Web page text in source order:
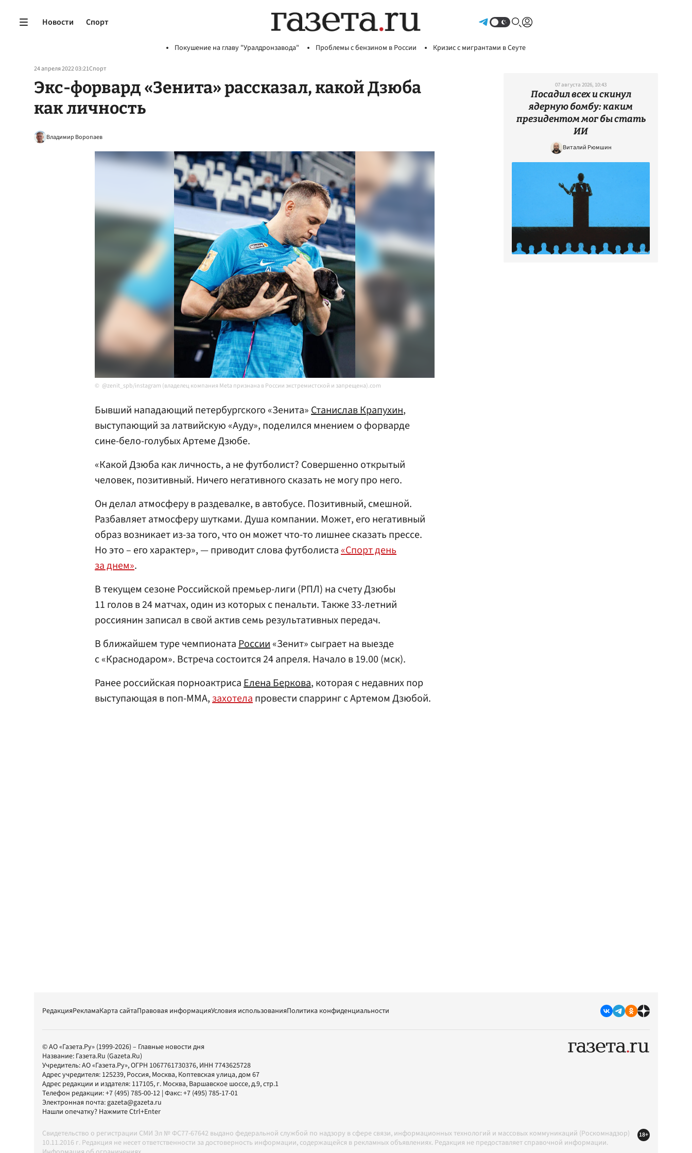
Новости Спорт
Покушение на главу "Уралдронзавода" Проблемы с бензином в России Кризис с мигрантами в Сеуте
24 апреля 2022 03:21Спорт
Экс-форвард «Зенита» рассказал, какой Дзюба
как личность
Владимир Воропаев
@zenit_spb/instagram (владелец компания Meta признана в России экстремистской и запрещена).com
Бывший нападающий петербургского «Зенита»Станислав Крапухин,
выступающий за латвийскую «Ауду», поделился мнением о форварде
сине-бело-голубых Артеме Дзюбе.
«Какой Дзюба как личность, а не футболист? Совершенно открытый
человек, позитивный. Ничего негативного сказать не могу про него.
Он делал атмосферу в раздевалке, в автобусе. Позитивный, смешной.
Разбавляет атмосферу шутками. Душа компании. Может, его негативный
образ возникает из-за того, что он может что-то лишнее сказать прессе.
Но это – его характер», — приводит слова футболиста«Спорт день
за днем».
В текущем сезоне Российской премьер-лиги (РПЛ) на счету Дзюбы
11 голов в 24 матчах, один из которых с пенальти. Также 33-летний
россиянин записал в свой актив семь результативных передач.
В ближайшем туре чемпионатаРоссии«Зенит» сыграет на выезде
с «Краснодаром». Встреча состоится 24 апреля. Начало в 19.00 (мск).
Ранее российская порноактрисаЕлена Беркова, которая с недавних пор
выступающая в поп-ММА,захотелапровести спарринг с Артемом Дзюбой.
07 августа 2026, 10:43
Посадил всех и скинул
ядерную бомбу: каким
президентом мог бы стать
ИИ
Виталий Рюмшин
РедакцияРекламаКарта сайтаПравовая информацияУсловия использованияПолитика конфиденциальности
© АО «Газета.Ру» (1999-2026) – Главные новости дня
Название: Газета.Ru (Gazeta.Ru)
Учредитель:АО «Газета.Ру», ОГРН 1067761730376, ИНН 7743625728
Адрес учредителя: 125239, Россия, Москва, Коптевская улица, дом 67
Адрес редакции и издателя: 117105, г. Москва, Варшавское шоссе, д.9, стр.1
Телефон редакции:+7 (495) 785-00-12 | Факс:+7 (495) 785-17-01
Электронная почта:gazeta@gazeta.ru
Нашли опечатку? Нажмите Ctrl+Enter
Свидетельство о регистрации СМИ Эл № ФС77-67642 выдано федеральной службой по надзору в сфере связи, информационных технологий и массовых коммуникаций (Роскомнадзор)
10.11.2016 г. Редакция не несет ответственности за достоверность информации, содержащейся в рекламных объявлениях. Редакция не предоставляет справочной информации.
18+